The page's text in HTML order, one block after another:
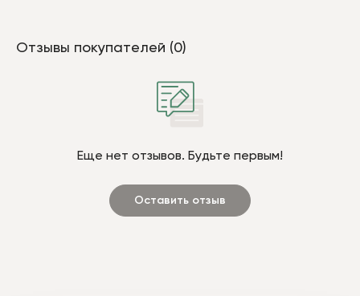
Отзывы покупателей (0)
Еще нет отзывов. Будьте первым!
Оставить отзыв